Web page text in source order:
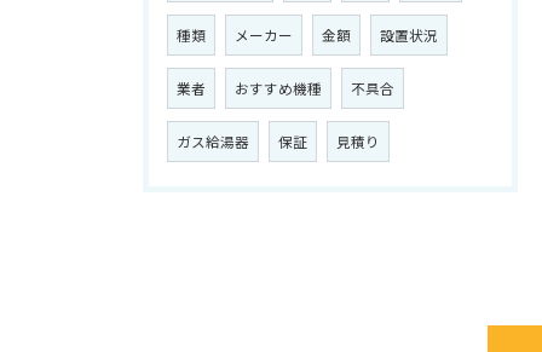
種類 メーカー 金額 設置状況
業者 おすすめ機種 不具合
ガス給湯器 保証 見積り